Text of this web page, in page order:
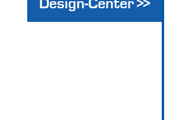
Design-Center